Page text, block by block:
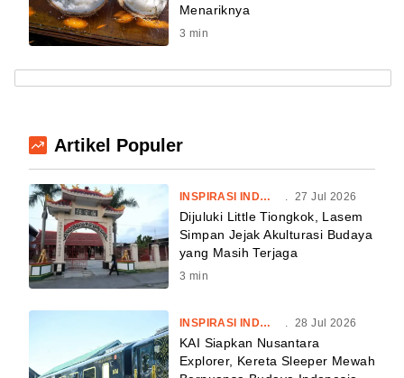
Menariknya
3 min
Artikel Populer
INSPIRASI INDONESIA . 27 Jul 2026
Dijuluki Little Tiongkok, Lasem
Simpan Jejak Akulturasi Budaya
yang Masih Terjaga
3 min
INSPIRASI INDONESIA . 28 Jul 2026
KAI Siapkan Nusantara
Explorer, Kereta Sleeper Mewah